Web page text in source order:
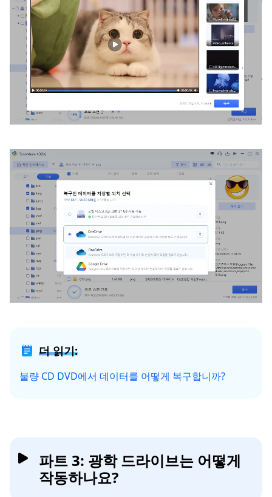
더 읽기:
불량 CD DVD에서 데이터를 어떻게 복구합니까?
파트 3: 광학 드라이브는 어떻게
작동하나요?